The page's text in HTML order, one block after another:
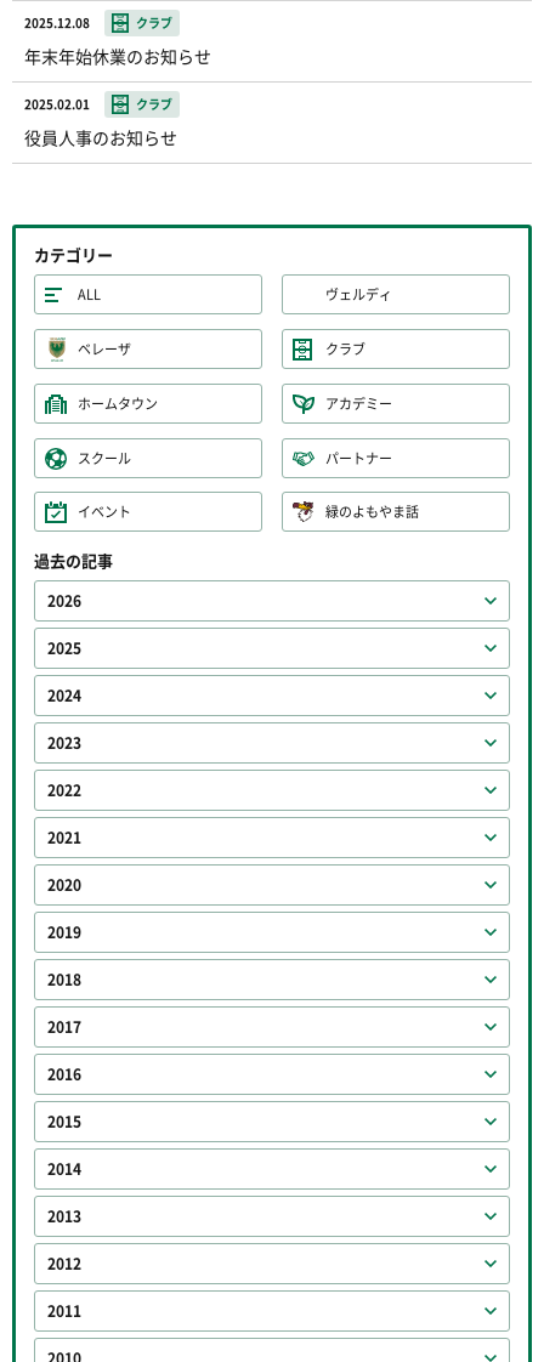
2025.12.08 クラブ
年末年始休業のお知らせ
2025.02.01 クラブ
役員人事のお知らせ
カテゴリー
ALL ヴェルディ
ベレーザ クラブ
ホームタウン アカデミー
スクール パートナー
イベント 緑のよもやま話
過去の記事
2026
2025
2024
2023
2022
2021
2020
2019
2018
2017
2016
2015
2014
2013
2012
2011